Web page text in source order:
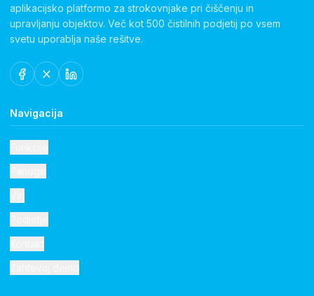
aplikacijsko platformo za strokovnjake pri čiščenju in
upravljanju objektov. Več kot 500 čistilnih podjetij po vsem
svetu uporablja naše rešitve.
Navigacija